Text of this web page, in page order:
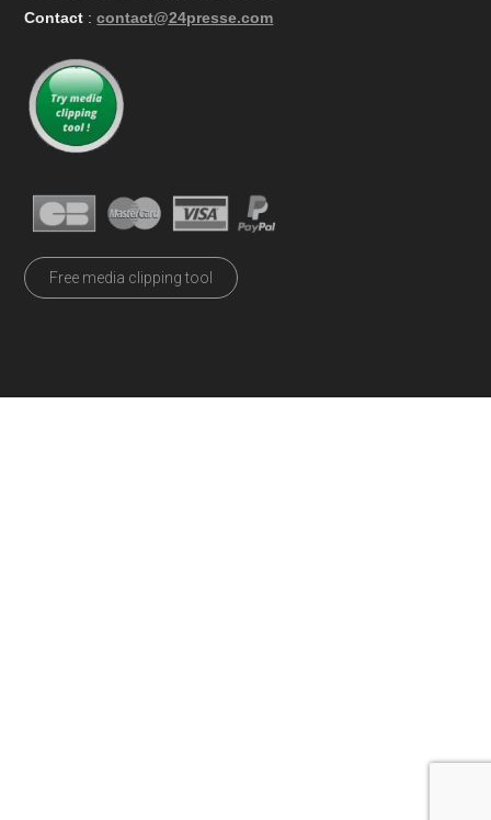
Contact : contact@24presse.com
Free media clipping tool